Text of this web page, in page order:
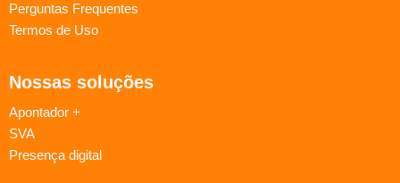
Perguntas Frequentes
Termos de Uso
Nossas soluções
Apontador +
SVA
Presença digital